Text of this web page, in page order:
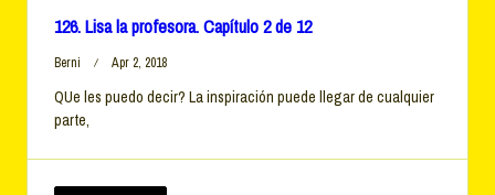
126. Lisa la profesora. Capítulo 2 de 12
Berni Apr 2, 2018
QUe les puedo decir? La inspiración puede llegar de cualquier
parte,